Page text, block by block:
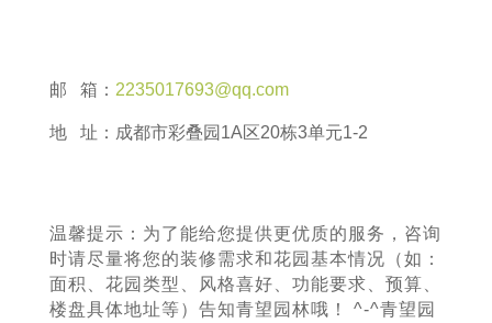
邮 箱： 2235017693@qq.com
地 址：成都市彩叠园1A区20栋3单元1-2
温馨提示：为了能给您提供更优质的服务，咨询
时请尽量将您的装修需求和花园基本情况（如：
面积、花园类型、风格喜好、功能要求、预算、
楼盘具体地址等）告知青望园林哦！ ^-^青望园